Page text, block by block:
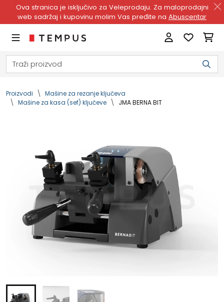
Ova stranica je isključivo za Veleprodaju. Za maloprodajni
web sadržaj i kupovinu molim Vas pređite na Abuscentar
Proizvodi
Mašine za rezanje ključeva
Mašine za kasa (sef) ključeve
JMA BERNA BIT